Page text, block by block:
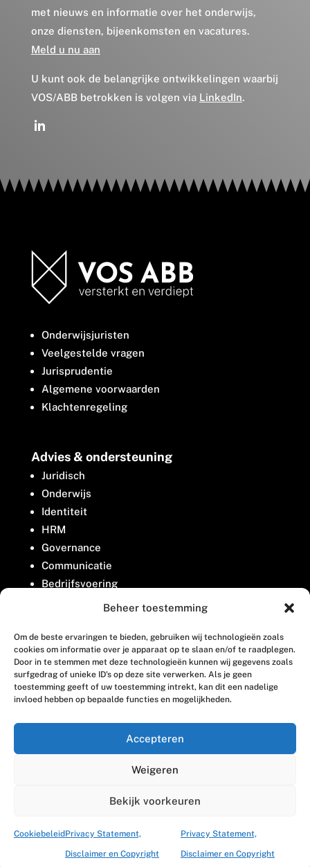
Beheer toestemming
Om de beste ervaringen te bieden, gebruiken wij technologieën zoals
cookies om informatie over je apparaat op te slaan en/of te raadplegen.
Door in te stemmen met deze technologieën kunnen wij gegevens zoals
surfgedrag of unieke ID's op deze site verwerken. Als je geen
toestemming geeft of uw toestemming intrekt, kan dit een nadelige
invloed hebben op bepaalde functies en mogelijkheden.
Accepteren
Weigeren
Bekijk voorkeuren
CookiebeleidPrivacy Statement,
Disclaimer en Copyright
Privacy Statement,
Disclaimer en Copyright
met nieuws en informatie over het onderwijs,
onze diensten, bijeenkomsten en vacatures.
Meld u nu aan
U kunt ook de belangrijke ontwikkelingen waarbij
VOS/ABB betrokken is volgen via LinkedIn.
Onderwijsjuristen
Veelgestelde vragen
Jurisprudentie
Algemene voorwaarden
Klachtenregeling
Advies & ondersteuning
Juridisch
Onderwijs
Identiteit
HRM
Governance
Communicatie
Bedrijfsvoering
Belangenbehartiging
Contact
Houttuinlaan 8
3447 GM Woerden